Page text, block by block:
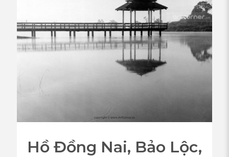
Hồ Đồng Nai, Bảo Lộc,